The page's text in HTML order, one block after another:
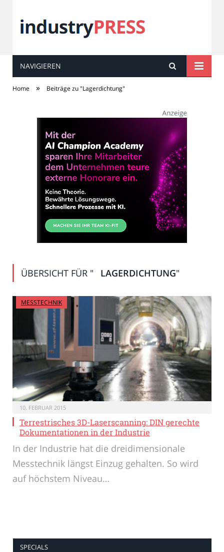
industryPRESS
NAVIGIEREN
Home » Beiträge zu "Lagerdichtung"
ÜBERSICHT FÜR " LAGERDICHTUNG"
MESSTECHNIK
10. FEBRUAR 2015
Terrestrisches 3D-Laserscanning: DIN gerechte
Dokumentationen in der Industrie
In der Industrie hat die dreidimensionale
Messtechnik längst Einzug gehalten. So wird
auf höchstem Niveau…
SPECIALS